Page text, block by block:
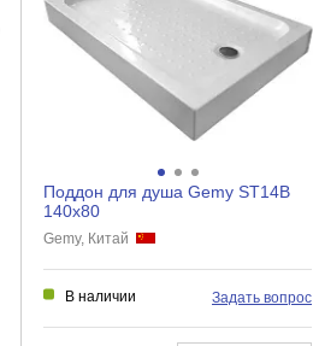
Поддон для душа Gemy ST14B
140x80
Gemy, Китай
В наличии Задать вопрос